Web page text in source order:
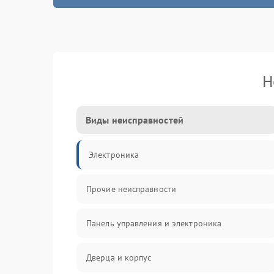
Виды неисправностей
Электроника
Прочие неисправности
Панель управления и электроника
Дверца и корпус